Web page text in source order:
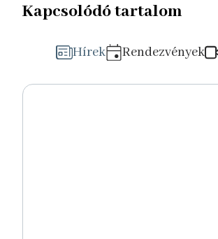
Kapcsolódó tartalom
Hírek Rendezvények